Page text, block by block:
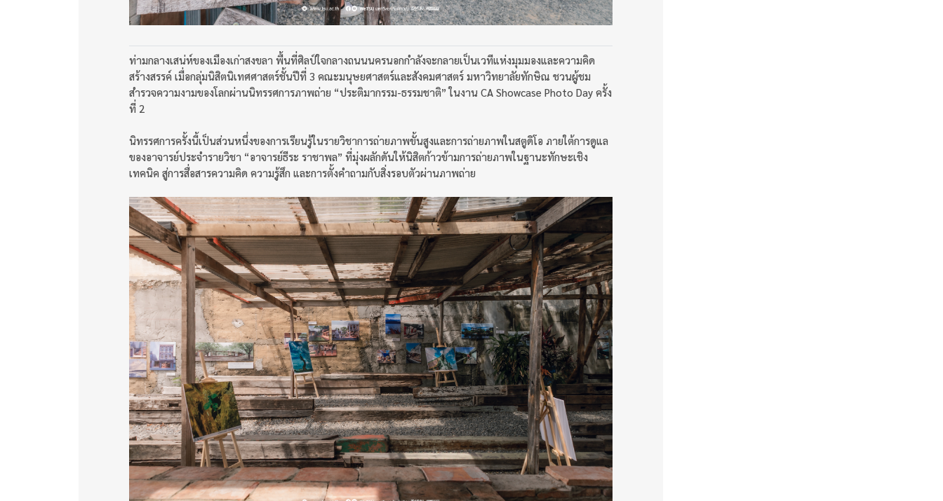
ท่ามกลางเสน่ห์ของเมืองเก่าสงขลา พื้นที่ศิลป์ใจกลางถนนนครนอกกำลังจะกลายเป็นเวทีแห่งมุมมองและความคิด
สร้างสรรค์ เมื่อกลุ่มนิสิตนิเทศศาสตร์ชั้นปีที่ 3 คณะมนุษยศาสตร์และสังคมศาสตร์ มหาวิทยาลัยทักษิณ ชวนผู้ชม
สำรวจความงามของโลกผ่านนิทรรศการภาพถ่าย “ประติมากรรม-ธรรมชาติ” ในงาน CA Showcase Photo Day ครั้ง
ที่ 2
นิทรรศการครั้งนี้เป็นส่วนหนึ่งของการเรียนรู้ในรายวิชาการถ่ายภาพขั้นสูงและการถ่ายภาพในสตูดิโอ ภายใต้การดูแล
ของอาจารย์ประจำรายวิชา “อาจารย์ธีระ ราชาพล” ที่มุ่งผลักดันให้นิสิตก้าวข้ามการถ่ายภาพในฐานะทักษะเชิง
เทคนิค สู่การสื่อสารความคิด ความรู้สึก และการตั้งคำถามกับสิ่งรอบตัวผ่านภาพถ่าย